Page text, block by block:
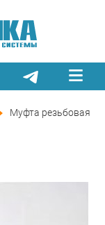
Муфта резьбовая